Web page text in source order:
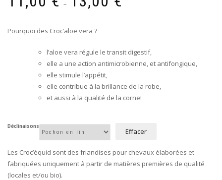
notation
–
13,00 €
Pourquoi des Croc’aloe vera ?
l’aloe vera régule le transit digestif,
elle a une action antimicrobienne, et antifongique,
elle stimule l’appétit,
elle contribue à la brillance de la robe,
et aussi à la qualité de la corne!
Déclinaisons
Effacer
Les Croc’équid sont des friandises pour chevaux élaborées et
fabriquées uniquement à partir de matières premières de qualité
(locales et/ou bio).